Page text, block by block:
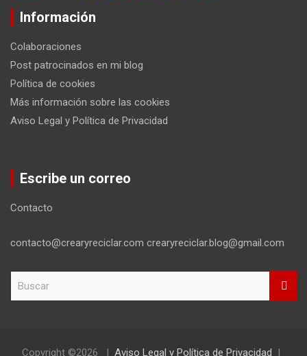
Información
Colaboraciones
Post patrocinados en mi blog
Política de cookies
Más información sobre las cookies
Aviso Legal y Política de Privacidad
Escribe un correo
Contacto
contacto@crearyreciclar.com crearyreciclar.blog@gmail.com
Copyright ©2026 Aviso Legal y Política de Privacidad